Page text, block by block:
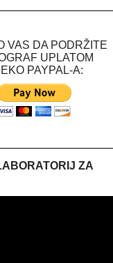
VAS DA PODRŽITE
UPLATOM
PAYPAL-A:
ZA